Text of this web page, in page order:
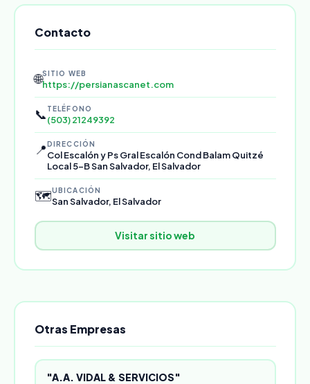
Contacto
🌐SITIO WEB
https://persianascanet.com
📞 TELÉFONO
(503) 21249392
📍DIRECCIÓN
Col Escalón y Ps Gral Escalón Cond Balam Quitzé
Local 5-B San Salvador, El Salvador
🗺️UBICACIÓN
San Salvador, El Salvador
Visitar sitio web
Otras Empresas
"A.A. VIDAL & SERVICIOS"